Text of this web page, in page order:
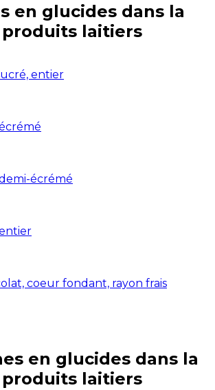
en glucides dans la
produits laitiers
entier
écrémé
coeur fondant, rayon frais
en glucides dans la
produits laitiers